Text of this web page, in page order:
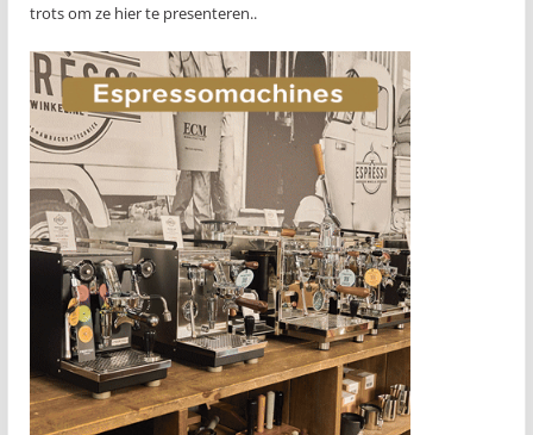
trots om ze hier te presenteren..